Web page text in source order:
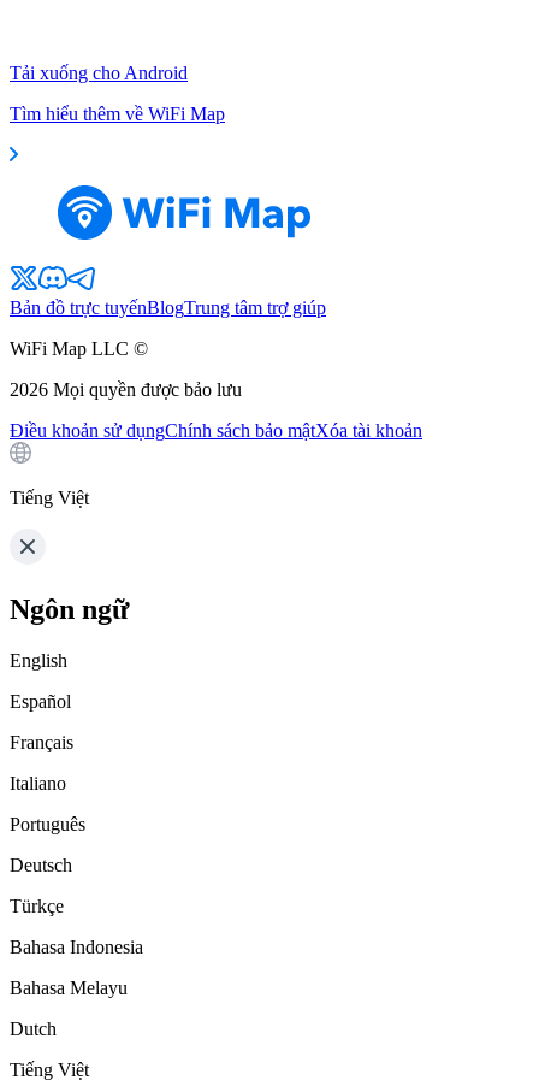
Tải xuống cho Android
Tìm hiểu thêm về WiFi Map
Bản đồ trực tuyếnBlogTrung tâm trợ giúp
WiFi Map LLC ©
2026 Mọi quyền được bảo lưu
Điều khoản sử dụngChính sách bảo mậtXóa tài khoản
Tiếng Việt
Ngôn ngữ
English
Español
Français
Italiano
Português
Deutsch
Türkçe
Bahasa Indonesia
Bahasa Melayu
Dutch
Tiếng Việt